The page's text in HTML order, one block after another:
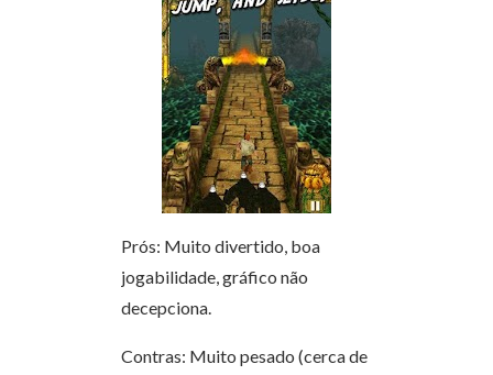
Prós: Muito divertido, boa
jogabilidade, gráfico não
decepciona.
Contras: Muito pesado (cerca de